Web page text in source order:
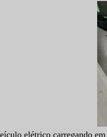
elétrico carregando